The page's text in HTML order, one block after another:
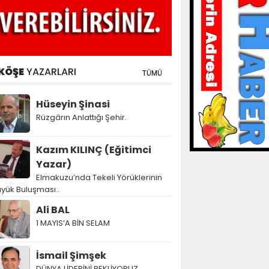
YAZARLARI TÜMÜ
Hüseyin Şinasi
Rüzgârın Anlattığı Şehir.
Kazım KILINÇ (Eğitimci
Yazar)
Elmakuzu’nda Tekeli Yörüklerinin
Buluşması..
Ali BAL
1 MAYIS’A BİN SELAM
İsmail Şimşek